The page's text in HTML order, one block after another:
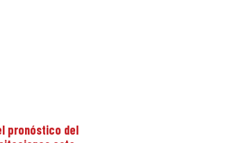
pronóstico del